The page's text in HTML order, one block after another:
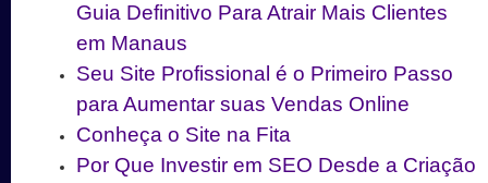
Guia Definitivo Para Atrair Mais Clientes
em Manaus
Seu Site Profissional é o Primeiro Passo
para Aumentar suas Vendas Online
Conheça o Site na Fita
Por Que Investir em SEO Desde a Criação